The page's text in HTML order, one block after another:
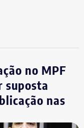
no MPF
suposta
nas